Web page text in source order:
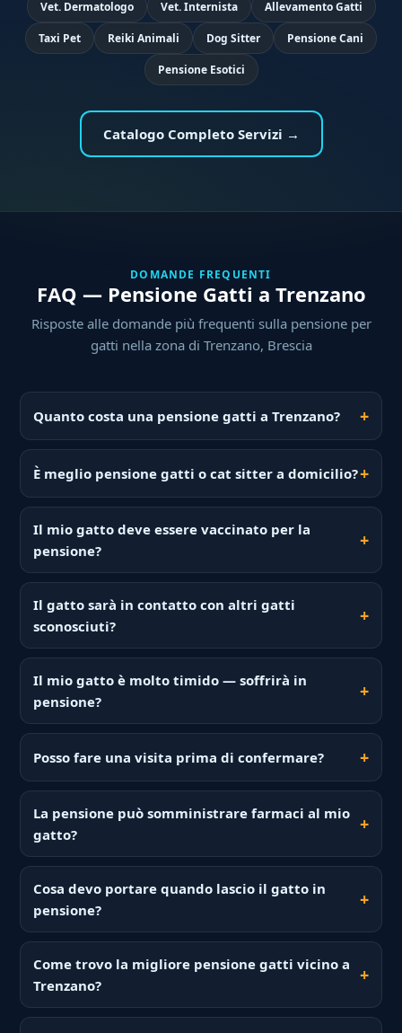
Vet. Dermatologo Vet. Internista Allevamento Gatti
Taxi Pet Reiki Animali Dog Sitter Pensione Cani
Pensione Esotici
Catalogo Completo Servizi →
DOMANDE FREQUENTI
FAQ — Pensione Gatti a Trenzano
Risposte alle domande più frequenti sulla pensione per
gatti nella zona di Trenzano, Brescia
Quanto costa una pensione gatti a Trenzano?
È meglio pensione gatti o cat sitter a domicilio?
Il mio gatto deve essere vaccinato per la
pensione?
Il gatto sarà in contatto con altri gatti
sconosciuti?
Il mio gatto è molto timido — soffrirà in
pensione?
Posso fare una visita prima di confermare?
La pensione può somministrare farmaci al mio
gatto?
Cosa devo portare quando lascio il gatto in
pensione?
Come trovo la migliore pensione gatti vicino a
Trenzano?